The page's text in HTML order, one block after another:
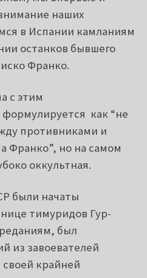
наших
в Испании камланиям
останков бывшего
Франко.
с этим
как “не
противниками и
Франко”, но на самом
оккультная.
были начаты
тимуридов Гур-
был
из завоевателей
крайней